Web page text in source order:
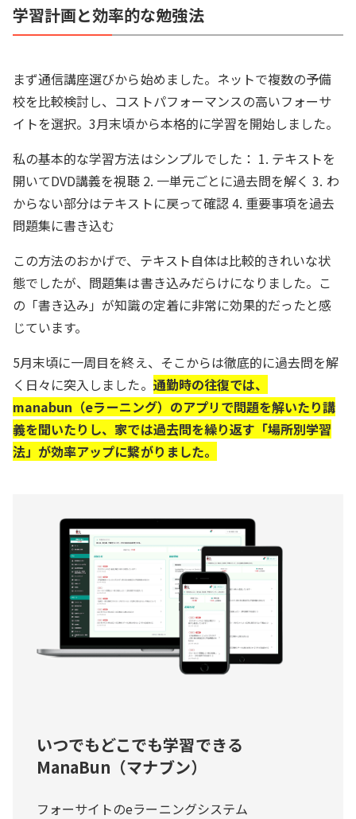
学習計画と効率的な勉強法
まず通信講座選びから始めました。ネットで複数の予備
校を比較検討し、コストパフォーマンスの高いフォーサ
イトを選択。3月末頃から本格的に学習を開始しました。
私の基本的な学習方法はシンプルでした： 1. テキストを
開いてDVD講義を視聴 2. 一単元ごとに過去問を解く 3. わ
からない部分はテキストに戻って確認 4. 重要事項を過去
問題集に書き込む
この方法のおかげで、テキスト自体は比較的きれいな状
態でしたが、問題集は書き込みだらけになりました。こ
の「書き込み」が知識の定着に非常に効果的だったと感
じています。
5月末頃に一周目を終え、そこからは徹底的に過去問を解
く日々に突入しました。 通勤時の往復では、
manabun（eラーニング）のアプリで問題を解いたり講
義を聞いたりし、家では過去問を繰り返す「場所別学習
法」が効率アップに繋がりました。
いつでもどこでも学習できる
ManaBun（マナブン）
フォーサイトのeラーニングシステム